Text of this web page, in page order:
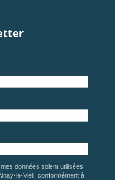
données soient utilisées
le-Vieil, conformément à